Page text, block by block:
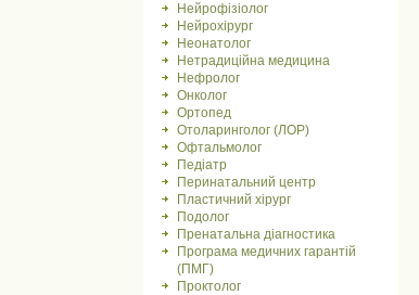
Нейрофізіолог
Нейрохірург
Неонатолог
Нетрадиційна медицина
Нефролог
Онколог
Ортопед
Отоларинголог (ЛОР)
Офтальмолог
Педіатр
Перинатальний центр
Пластичний хірург
Подолог
Пренатальна діагностика
Програма медичних гарантій
(ПМГ)
Проктолог